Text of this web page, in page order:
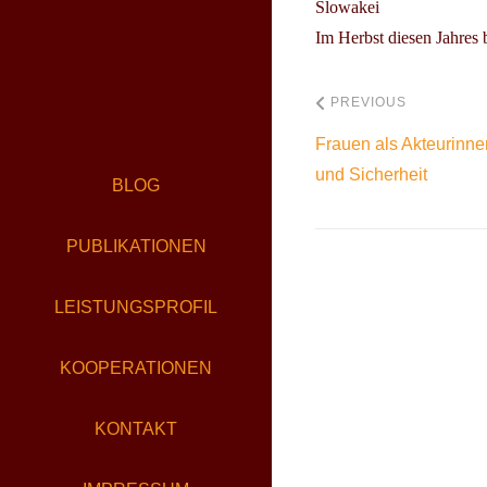
BLOG
PUBLIKATIONEN
LEISTUNGSPROFIL
KOOPERATIONEN
KONTAKT
Slowakei
Im Herbst diesen Jahres
PREVIOUS
Frauen als
und Sicherheit